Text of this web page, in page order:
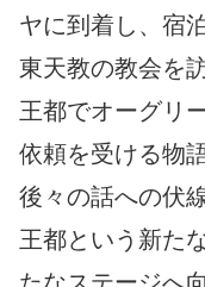
ヤに到着し、宿泊
東天教の教会を
王都でオーグリ
依頼を受ける物
後々の話への伏
王都という新た